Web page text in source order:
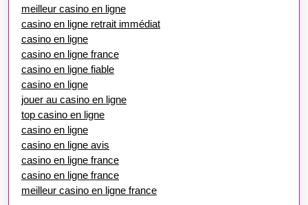
meilleur casino en ligne
casino en ligne retrait immédiat
casino en ligne
casino en ligne france
casino en ligne fiable
casino en ligne
jouer au casino en ligne
top casino en ligne
casino en ligne
casino en ligne avis
casino en ligne france
casino en ligne france
meilleur casino en ligne france